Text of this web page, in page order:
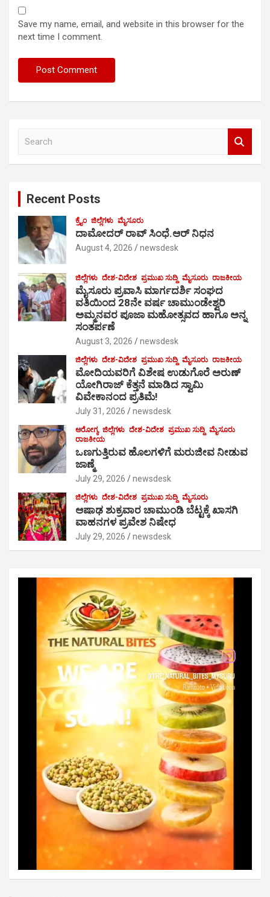
Save my name, email, and website in this browser for the
next time I comment.
Recent Posts
ಕ್ರೈಂ ಜಿಲ್ಲೆಗಳು ಮೈಸೂರು
ದಾಮೋದರ್ ರಾವ್ ಸಿಂಧೆ.ಆರ್ ನಿಧನ
August 4, 2026 newsdesk
ಜಿಲ್ಲೆಗಳು ದೇಶ-ವಿದೇಶ ಪ್ರಮುಖ ಸುದ್ದಿ ಮೈಸೂರು ರಾಜಕೀಯ
ಮೈಸೂರು ಪ್ರವಾಸಿ ಮಾರ್ಗದರ್ಶಿ ಸಂಘದ
ವತಿಯಿಂದ 28ನೇ ವರ್ಷ ಚಾಮುಂಡೇಶ್ವರಿ
ಅಮ್ಮನವರ ಪೂಜಾ ಮಹೋತ್ಸವದ ಹಾಗೂ ಅನ್ನ
ಸಂತರ್ಪಣೆ
August 3, 2026 newsdesk
ಜಿಲ್ಲೆಗಳು ದೇಶ-ವಿದೇಶ ಪ್ರಮುಖ ಸುದ್ದಿ ಮೈಸೂರು ರಾಜಕೀಯ
ಮೋದಿಯವರಿಗೆ ವಿಶೇಷ ಉಡುಗೊರೆ ಅರುಣ್
ಯೋಗಿರಾಜ್ ಕೆತ್ತನೆ ಮಾಡಿದ ಸ್ವಾಮಿ
ವಿವೇಕಾನಂದ ಪ್ರತಿಮೆ!
July 31, 2026 newsdesk
ಆರೋಗ್ಯ ಜಿಲ್ಲೆಗಳು ದೇಶ-ವಿದೇಶ ಪ್ರಮುಖ ಸುದ್ದಿ ಮೈಸೂರು
ರಾಜಕೀಯ
ಒಣಗುತ್ತಿರುವ ಹೊಲಗಳಿಗೆ ಮರುಜೀವ ನೀಡುವ
ಜಾಣ್ಮೆ
July 29, 2026 newsdesk
ಜಿಲ್ಲೆಗಳು ದೇಶ-ವಿದೇಶ ಪ್ರಮುಖ ಸುದ್ದಿ ಮೈಸೂರು
ಆಷಾಢ ಶುಕ್ರವಾರ ಚಾಮುಂಡಿ ಬೆಟ್ಟಕ್ಕೆ ಖಾಸಗಿ
ವಾಹನಗಳ ಪ್ರವೇಶ ನಿಷೇಧ
July 29, 2026 newsdesk